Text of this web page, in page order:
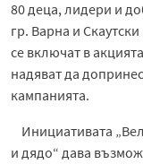
80 деца, лидери и
гр. Варна и
се включат в
надяват да
кампанията.
Инициативата
и дядо“ дава